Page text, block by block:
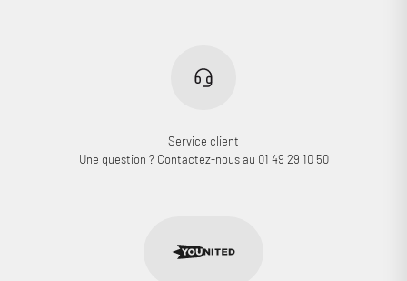
Service client
Une question ? Contactez-nous au 01 49 29 10 50
Se connecter